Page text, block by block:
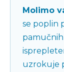
Molimo
se poplin
uzrokuje